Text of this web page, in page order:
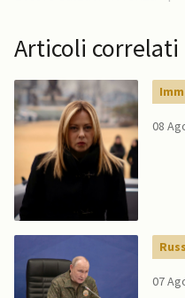
Articoli correlati
08
07